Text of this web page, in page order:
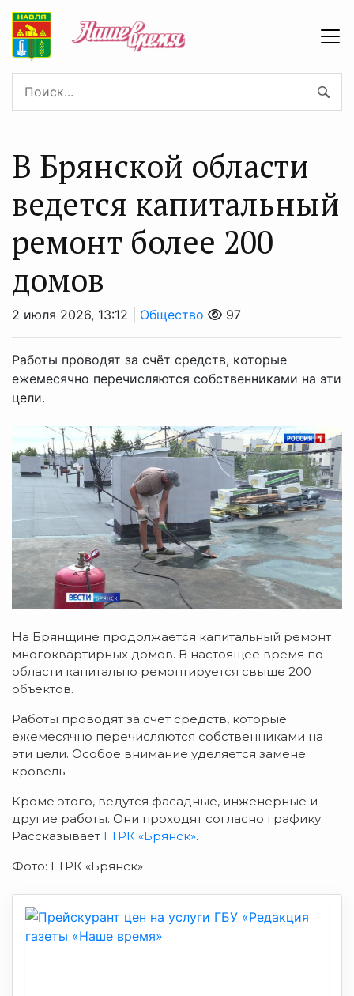
В Брянской области
ведется капитальный
ремонт более 200
домов
2 июля 2026, 13:12 | Общество 97
Работы проводят за счёт средств, которые
ежемесячно перечисляются собственниками на эти
цели.
На Брянщине продолжается капитальный ремонт
многоквартирных домов. В настоящее время по
области капитально ремонтируется свыше 200
объектов.
Работы проводят за счёт средств, которые
ежемесячно перечисляются собственниками на
эти цели. Особое внимание уделяется замене
кровель.
Кроме этого, ведутся фасадные, инженерные и
другие работы. Они проходят согласно графику.
Рассказывает ГТРК «Брянск».
Фото: ГТРК «Брянск»